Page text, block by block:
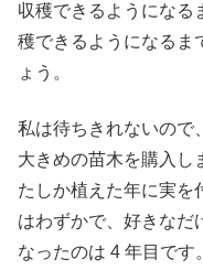
収穫できるようになる
穫できるようになるま
ょう。
私は待ちきれないので
大きめの苗木を購入し
たしか植えた年に実を
はわずかで、好きなだ
なったのは 4 年目です。